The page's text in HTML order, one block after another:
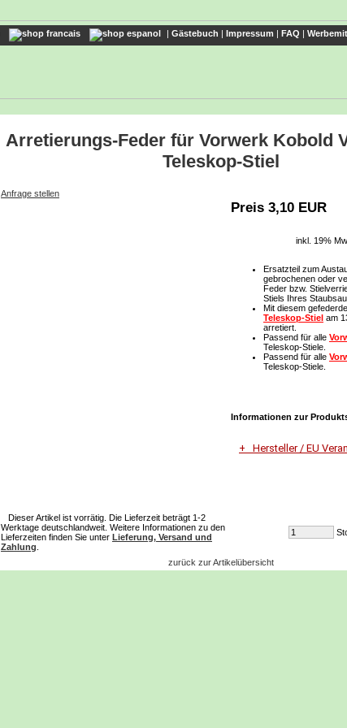
| Gästebuch | Impressum | FAQ |
Arretierungs-Feder für Vorwerk Kobold
Teleskop-Stiel
Anfrage stellen
Preis 3,10 EUR
inkl. 19%
Ersatzteil zum
gebrochenen oder
Feder bzw.
Stiels
Ihres
Mit diesem
Teleskop-Stiel am
arretiert.
Passend für alle
Teleskop-Stiele.
Passend für alle
Teleskop-Stiele.
Informationen zur
Hersteller / EU
6912 Hörbranz
Dieser Artikel ist vorrätig. Die Lieferzeit beträgt 1-2
Werktage deutschlandweit. Weitere Informationen zu den
Lieferzeiten finden Sie unter Lieferung, Versand und
Zahlung
zurück zur Artikelübersicht